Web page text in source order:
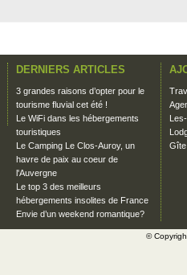
DERNIERS ARTICLES
3 grandes raisons d’opter pour le
tourisme fluvial cet été !
Le WiFi dans les hébergements
touristiques
Le Camping Le Clos-Auroy, un
havre de paix au coeur de
l'Auvergne
Le top 3 des meilleurs
hébergements insolites de France
Envie d’un weekend romantique?
©